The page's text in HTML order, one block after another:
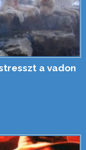
a vadon